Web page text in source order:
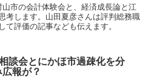
市の会計体験会と、経済成長論と江
考します。山田夏彦さんは評判総務職
評価の記事なども伝えます。
談会とにかほ市過疎化を分
報が？